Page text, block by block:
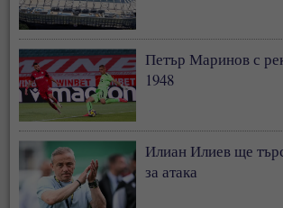
Петър Маринов с
1948
Илиан Илиев ще
за атака